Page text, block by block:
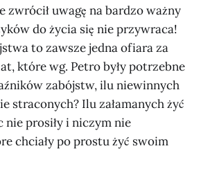
zwrócił uwagę na bardzo ważny
do życia się nie przywraca!
to zawsze jedna ofiara za
które wg. Petro były potrzebne
zabójstw, ilu niewinnych
straconych? Ilu załamanych żyć
prosiły i niczym nie
chciały po prostu żyć swoim